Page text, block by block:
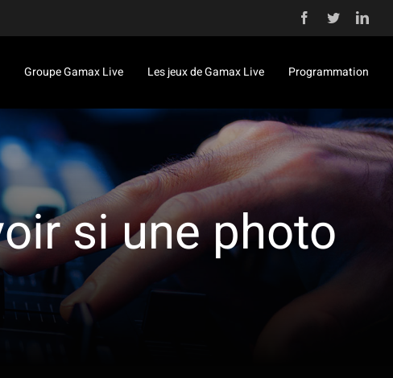
Facebook
Twitter
Groupe Gamax Live Les jeux de Gamax Live Programmation
si une photo